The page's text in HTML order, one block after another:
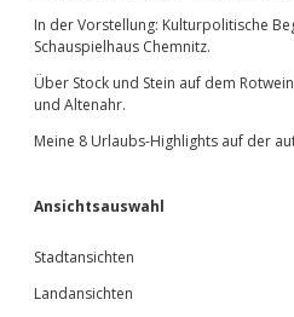
In der Vorstellung: Kulturpolitische
Schauspielhaus Chemnitz.
Über Stock und Stein auf dem
und Altenahr.
Meine 8 Urlaubs-Highlights auf der
Ansichtsauswahl
Stadtansichten
Landansichten